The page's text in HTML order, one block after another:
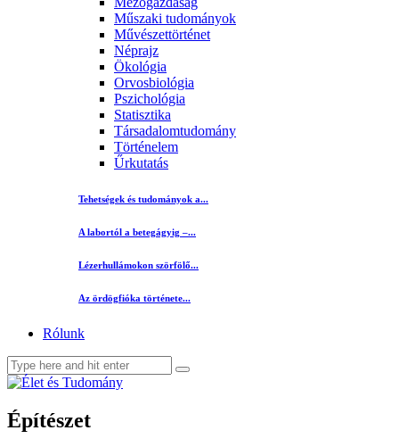
Műszaki tudományok
Művészettörténet
Néprajz
Ökológia
Orvosbiológia
Pszichológia
Statisztika
Társadalomtudomány
Történelem
Űrkutatás
Tehetségek és tudományok a...
A labortól a betegágyig –...
Lézerhullámokon szörfölő...
Az ördögfióka története...
Rólunk
Építészet